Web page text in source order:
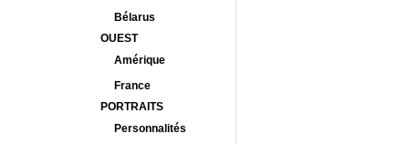
Bélarus
OUEST
Amérique
France
PORTRAITS
Personnalités